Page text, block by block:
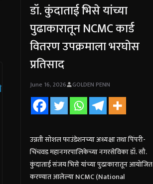
डॉ. कुंदाताई भिसे यांच्या
पुढाकारातून NCMC कार्ड
वितरण उपक्रमाला भरघोस
प्रतिसाद
June 16, 2026 GOLDEN PENN
उन्नती सोशल फाउंडेशनच्या अध्यक्षा तथा पिंपरी-
चिंचवड महानगरपालिकेच्या नगरसेविका डॉ. सौ.
कुंदाताई संजय भिसे यांच्या पुढाकारातून आयोजित
करण्यात आलेल्या NCMC (National